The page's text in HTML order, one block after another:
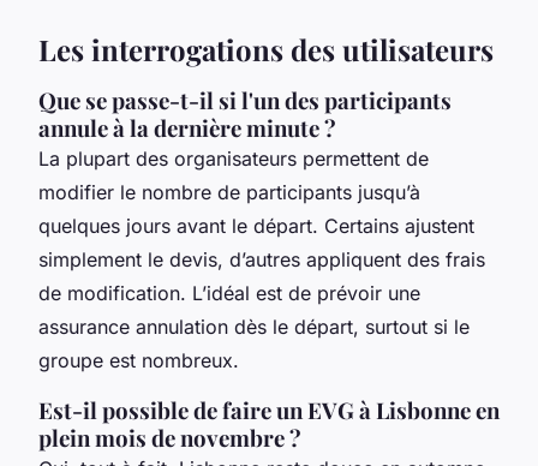
Les interrogations des utilisateurs
Que se passe-t-il si l'un des participants
annule à la dernière minute ?
La plupart des organisateurs permettent de
modifier le nombre de participants jusqu’à
quelques jours avant le départ. Certains ajustent
simplement le devis, d’autres appliquent des frais
de modification. L’idéal est de prévoir une
assurance annulation dès le départ, surtout si le
groupe est nombreux.
Est-il possible de faire un EVG à Lisbonne en
plein mois de novembre ?